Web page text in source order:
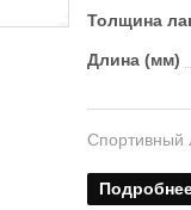
Толщина
Длина (мм)
Спортивный